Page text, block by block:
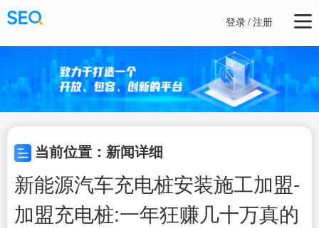
登录/注册
当前位置：新闻详细
新能源汽车充电桩安装施工加盟-
加盟充电桩:一年狂赚几十万真的